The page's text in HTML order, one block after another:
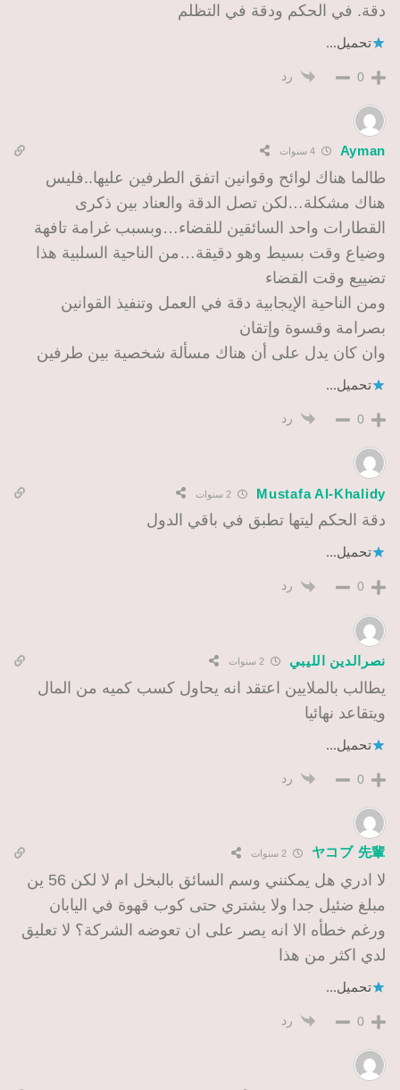
دقة. في الحكم ودقة في التظلم
تحميل...
0 رد
Ayman 4 سنوات
طالما هناك لوائح وقوانين اتفق الطرفين عليها..فليس
هناك مشكلة…لكن تصل الدقة والعناد بين ذكرى
القطارات واحد السائقين للقضاء…وبسبب غرامة تافهة
وضياع وقت بسيط وهو دقيقة…من الناحية السلبية هذا
تضييع وقت القضاء
ومن الناحية الإيجابية دقة في العمل وتنفيذ القوانين
بصرامة وقسوة وإتقان
وان كان يدل على أن هناك مسألة شخصية بين طرفين
تحميل...
0 رد
Mustafa Al-Khalidy
دقة الحكم ليتها تطبق في باقي الدول
تحميل...
0 رد
نصرالدين الليبي 2 سنوات
يطالب بالملايين اعتقد انه يحاول كسب كميه من المال
ويتقاعد نهائيا
تحميل...
0 رد
ヤコブ 先輩 2 سنوات
لا ادري هل يمكنني وسم السائق بالبخل ام لا لكن 56 ين
مبلغ ضئيل جدا ولا يشتري حتى كوب قهوة في اليابان
ورغم خطأه الا انه يصر على ان تعوضه الشركة؟ لا تعليق
لدي اكثر من هذا
تحميل...
0 رد